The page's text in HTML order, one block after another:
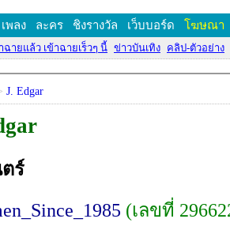
เพลง ละคร ชิงรางวัล เว็บบอร์ด โฆษณา
ฉายแล้ว เข้าฉายเร็วๆ นี้ ข่าวบันเทิง คลิป-ตัวอย่าง
J. Edgar
ร์
(เลขที่